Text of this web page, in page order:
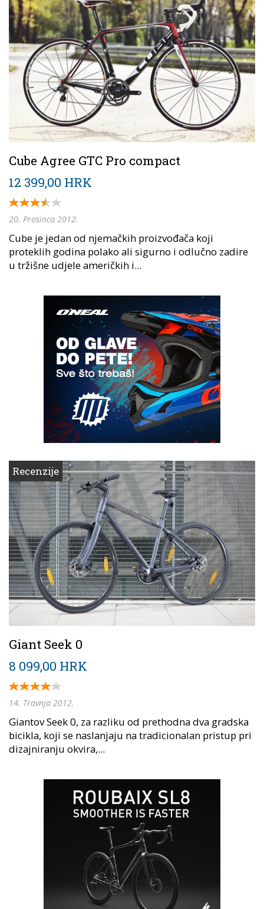
Cube Agree GTC Pro compact
12 399,00 HRK
20. Prosinca 2012.
Cube je jedan od njemačkih proizvođača koji
proteklih godina polako ali sigurno i odlučno zadire
u tržišne udjele američkih i...
Recenzije
Giant Seek 0
8 099,00 HRK
14. Travnja 2012.
Giantov Seek 0, za razliku od prethodna dva gradska
bicikla, koji se naslanjaju na tradicionalan pristup pri
dizajniranju okvira,...